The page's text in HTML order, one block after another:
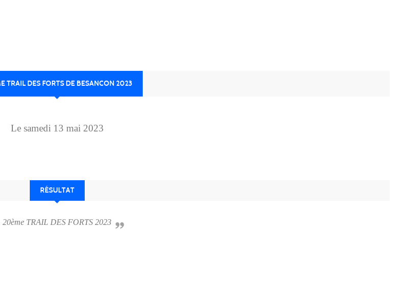
TRAIL DES FORTS DE BESANCON 2023
Le samedi 13 mai 2023
RÉSULTAT
20ème TRAIL DES FORTS 2023